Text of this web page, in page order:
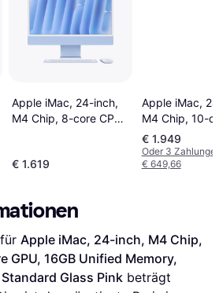
Apple iMac, 24-inch,
M4 Chip, 8-core CPU,
256GB SSD Storage
€ 1.619
Apple iMac,
M4 Chip, 10-
CPU, 10-core
16GB Unified
512GB SSD
€ 1.949
Oder 3
€ 649,66
Apple iMac, 24-inch, M4 Chip,
GPU, 16GB Unified Memory,
Glass Pink beträgt